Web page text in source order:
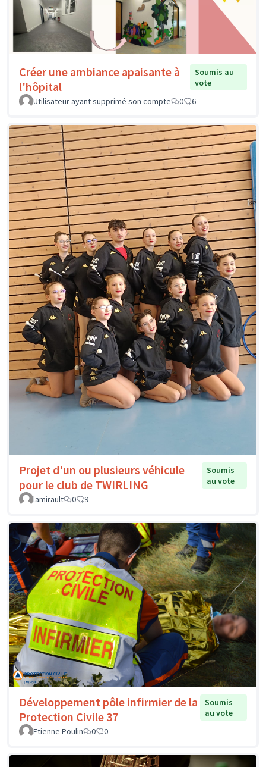
Créer une ambiance apaisante à
l'hôpital
Soumis au
vote
Utilisateur ayant supprimé son compte
0 6
Projet d'un ou plusieurs véhicule
pour le club de TWIRLING
Soumis
au vote
lamirault
0 9
Développement pôle infirmier de la
Protection Civile 37
Soumis
au vote
Etienne Poulin
0 0